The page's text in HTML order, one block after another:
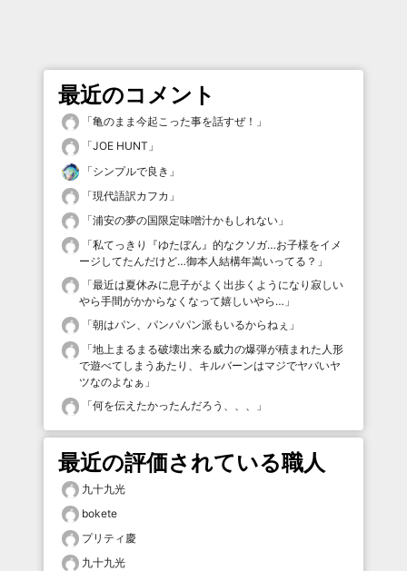
最近のコメント
「亀のまま今起こった事を話すぜ！ 」
「JOE HUNT 」
「シンプルで良き 」
「現代語訳カフカ 」
「浦安の夢の国限定味噌汁かもしれない 」
「私てっきり『ゆたぼん』的なクソガ…お子様をイメ
ージしてたんだけど…御本人結構年嵩いってる？ 」
「最近は夏休みに息子がよく出歩くようになり寂しい
やら手間がかからなくなって嬉しいやら… 」
「朝はパン、パンパパン派もいるからねぇ 」
「地上まるまる破壊出来る威力の爆弾が積まれた人形
で遊べてしまうあたり、キルバーンはマジでヤバいヤ
ツなのよなぁ 」
「何を伝えたかったんだろう、、、 」
最近の評価されている職人
九十九光
bokete
プリティ慶
九十九光